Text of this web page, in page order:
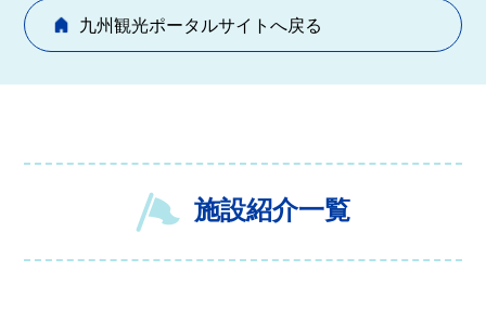
九州観光ポータルサイトへ戻る
施設紹介一覧